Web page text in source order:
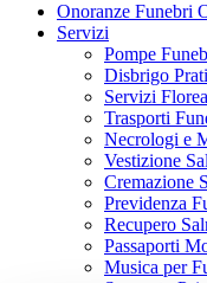
Onoranze Funebri
Servizi
Pompe
Disbrigo
Servizi
Trasporti
Necrologi e
Vestizione
Cremazione
Previdenza
Recupero
Passaporti
Musica per